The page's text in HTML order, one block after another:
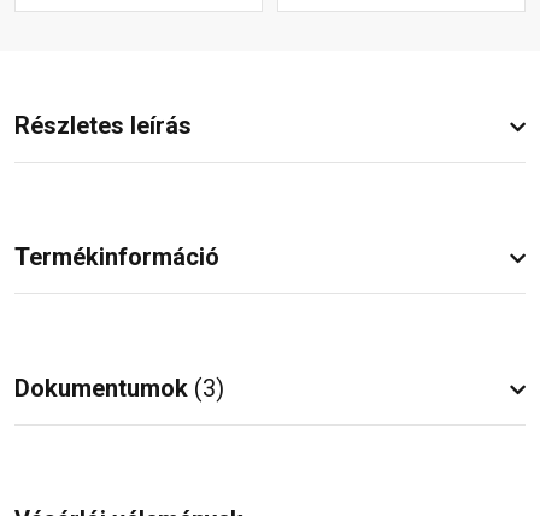
Részletes leírás
Termékinformáció
Dokumentumok (3)